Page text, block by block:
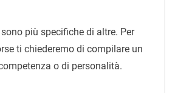
più specifiche di altre. Per
ti chiederemo di compilare un
o di personalità.